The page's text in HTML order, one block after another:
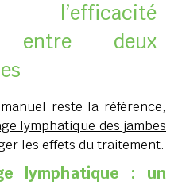
entre deux
reste la référence,
lymphatique des jambes
les effets du traitement.
lymphatique : un